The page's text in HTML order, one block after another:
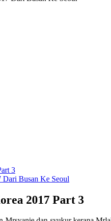
3
Busan Ke Seoul
2017 Part 3